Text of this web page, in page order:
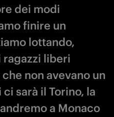
dei modi
finire un
lottando,
ragazzi liberi
non avevano un
sarà il Torino, la
a Monaco